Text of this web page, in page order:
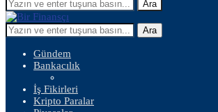
Ara
Ara
Gündem
Bankacılık
İş Fikirleri
Kripto Paralar